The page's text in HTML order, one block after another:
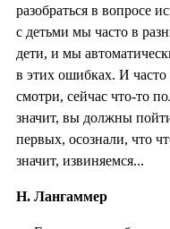
разобраться в вопросе
с детьми мы часто в
дети, и мы
в этих ошибках. И часто
смотри, сейчас что-то
значит, вы должны
первых, осознали, что
значит, извиняемся...
Н. Лангаммер